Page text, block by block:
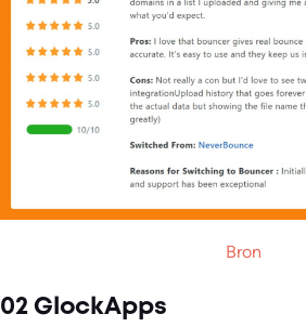
Bron
02 GlockApps